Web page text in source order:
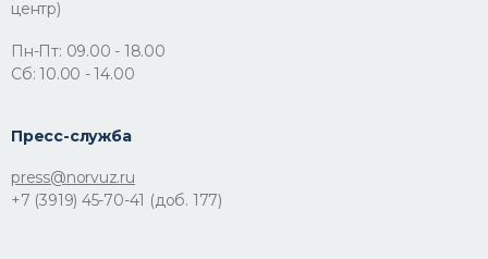
центр)
Пн-Пт: 09.00 - 18.00
Сб: 10.00 - 14.00
Пресс-служба
press@norvuz.ru
+7 (3919) 45-70-41 (доб. 177)